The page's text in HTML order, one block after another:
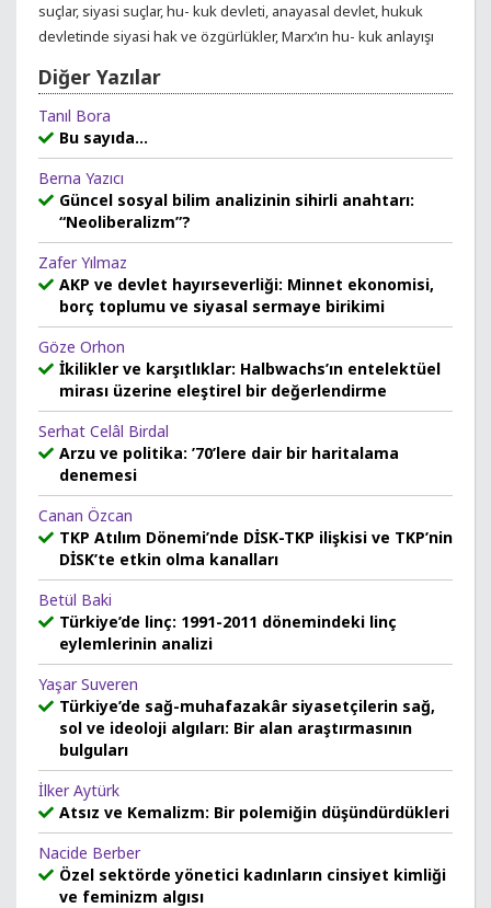
suçlar, siyasi suçlar, hu- kuk devleti, anayasal devlet, hukuk
devletinde siyasi hak ve özgürlükler, Marx’ın hu- kuk anlayışı
Diğer Yazılar
Tanıl Bora
Bu sayıda...
Berna Yazıcı
Güncel sosyal bilim analizinin sihirli anahtarı:
“Neoliberalizm”?
Zafer Yılmaz
AKP ve devlet hayırseverliği: Minnet ekonomisi,
borç toplumu ve siyasal sermaye birikimi
Göze Orhon
İkilikler ve karşıtlıklar: Halbwachs’ın entelektüel
mirası üzerine eleştirel bir değerlendirme
Serhat Celâl Birdal
Arzu ve politika: ’70’lere dair bir haritalama
denemesi
Canan Özcan
TKP Atılım Dönemi’nde DİSK-TKP ilişkisi ve TKP’nin
DİSK’te etkin olma kanalları
Betül Baki
Türkiye’de linç: 1991-2011 dönemindeki linç
eylemlerinin analizi
Yaşar Suveren
Türkiye’de sağ-muhafazakâr siyasetçilerin sağ,
sol ve ideoloji algıları: Bir alan araştırmasının
bulguları
İlker Aytürk
Atsız ve Kemalizm: Bir polemiğin düşündürdükleri
Nacide Berber
Özel sektörde yönetici kadınların cinsiyet kimliği
ve feminizm algısı